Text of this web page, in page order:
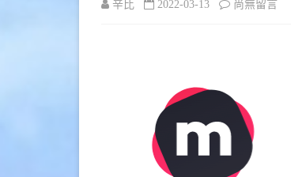
辛比 2022-03-13 在
量
全
尚無留言